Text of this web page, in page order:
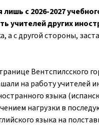
с 2026-2027
учителей других
с другой стороны,
Вентспилсского
на работу учителей
языка
нагрузки в
языка на